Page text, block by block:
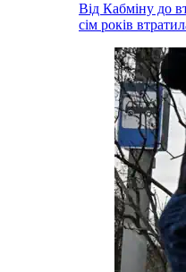
Від Кабміну до
сім років